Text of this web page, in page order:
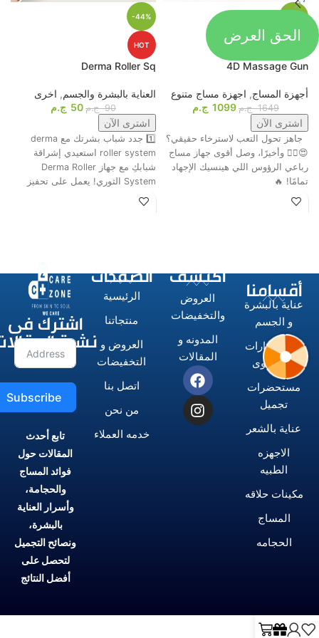
4D Massage Gun
أجهزة المساج, اجهزة مساج متنوع
1649 ج.م 1099 ج.م
اشترى الآن
جاهز تحول التعب لاسترخاء حقيقي؟
😍💆‍♂️ وأخيرًا، وصل أقوى جهاز مساج
رباعي الرؤوس اللي هينسيك الإجهاد
تمامًا! 🔥
-44%
HOT
Derma Roller Sq
العناية بالبشرة والجسم, اخرى
90 ج.م 50 ج.م
اشترى الآن
1️⃣ جدد شباب بشرتك مع derma
roller system استعيدي إشراقة
شبابكِ مع جهاز Derma Roller
System الثوري! يعمل على تحفيز
أقسامنا
عناية بالبشرة
و الجسم
الاستشوارات
و المكاوى
مستحضرات
تجميل
عناية بالشعر
الاجهزه
الطبيه
مكينات حلاقه
المساج
الحجامه
اكتشف
العروض
والتخفيضات
المدونه و
المقالات
الصفحات
الرئيسية
منتجاتنا
العروض و
التخفيضات
اتصل بنا
من نحن
خدمه العملاء
الحق العرض
اشترك فى
نشرة
Subscribe
تابع أحدث
المقالات حول
فوائد المساج
والحجامة،
وأسرار العناية
بالبشرة،
ونصائح التجميل
لتحصل على
أفضل النتائج